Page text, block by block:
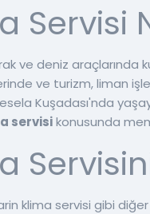
Servisi
ve deniz araçlarında
ve turizm, liman
Kuşadası'nda
servisikonusunda
klima servisi gibi